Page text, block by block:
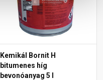
Kemikál Bornit H
bitumenes híg
bevonóanyag 5 l